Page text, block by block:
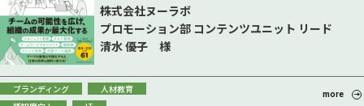
株式会社ヌーラボ
プロモーション部 コンテンツユニット リード
清水 優子 様
ブランディング
人材教育
more